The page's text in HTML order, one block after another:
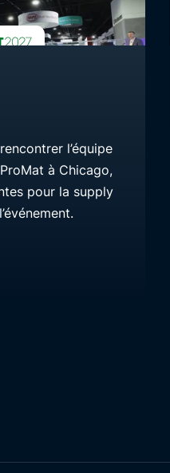
l’équipe
à Chicago,
pour la supply